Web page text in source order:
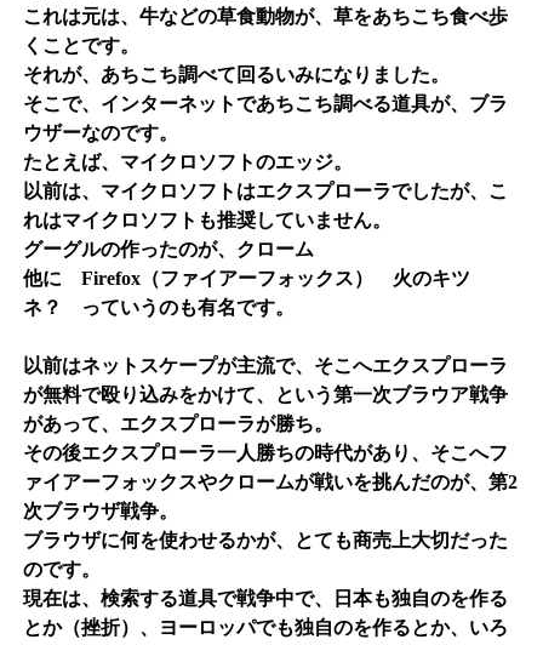
これは元は、牛などの草食動物が、草をあちこち食べ歩
くことです。
それが、あちこち調べて回るいみになりました。
そこで、インターネットであちこち調べる道具が、ブラ
ウザーなのです。
たとえば、マイクロソフトのエッジ。
以前は、マイクロソフトはエクスプローラでしたが、こ
れはマイクロソフトも推奨していません。
グーグルの作ったのが、クローム
他に Firefox（ファイアーフォックス） 火のキツ
ネ？ っていうのも有名です。
以前はネットスケープが主流で、そこへエクスプローラ
が無料で殴り込みをかけて、という第一次ブラウア戦争
があって、エクスプローラが勝ち。
その後エクスプローラ一人勝ちの時代があり、そこへフ
ァイアーフォックスやクロームが戦いを挑んだのが、第2
次ブラウザ戦争。
ブラウザに何を使わせるかが、とても商売上大切だった
のです。
現在は、検索する道具で戦争中で、日本も独自のを作る
とか（挫折）、ヨーロッパでも独自のを作るとか、いろ